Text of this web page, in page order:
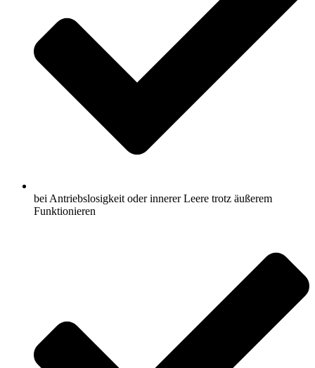
bei Antriebslosigkeit oder innerer Leere trotz äußerem
Funktionieren